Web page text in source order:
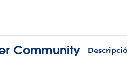
Community